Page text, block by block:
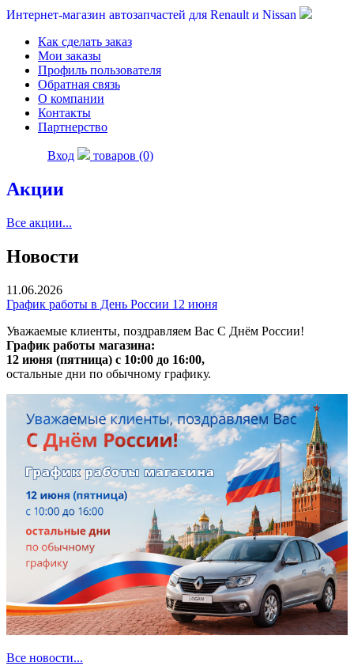
Интернет-магазин автозапчастей для Renault и Nissan
Как сделать заказ
Мои заказы
Профиль пользователя
Обратная связь
О компании
Контакты
Партнерство
Вход товаров (0)
Акции
Все акции...
Новости
11.06.2026
График работы в День России 12 июня
Уважаемые клиенты, поздравляем Вас С Днём России!
График работы магазина:
12 июня (пятница) с 10:00 до 16:00,
остальные дни по обычному графику.
Все новости...